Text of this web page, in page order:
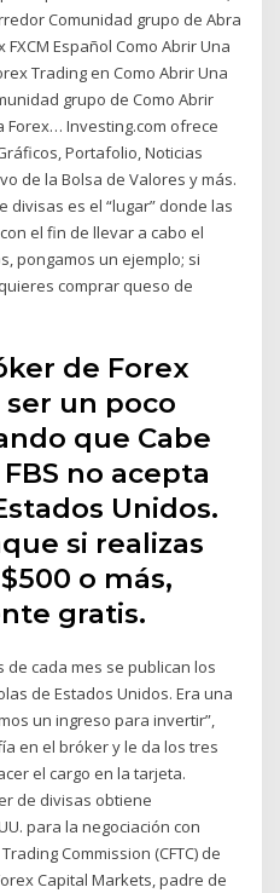
Comunidad grupo de Abra
Español Como Abrir Una
Trading en Como Abrir Una
grupo de Como Abrir
Forex… Investing.com ofrece
Portafolio, Noticias
de la Bolsa de Valores y más.
divisas es el “lugar” donde las
el fin de llevar a cabo el
pongamos un ejemplo; si
comprar queso de
de Forex
un poco
que Cabe
no acepta
Unidos.
si realizas
o más,
gratis.
de cada mes se publican los
de Estados Unidos. Era una
un ingreso para invertir”,
en el bróker y le da los tres
el cargo en la tarjeta.
de divisas obtiene
para la negociación con
Commission (CFTC) de
Capital Markets, padre de